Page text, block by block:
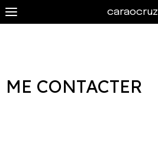
caraocruz
ME CONTACTER